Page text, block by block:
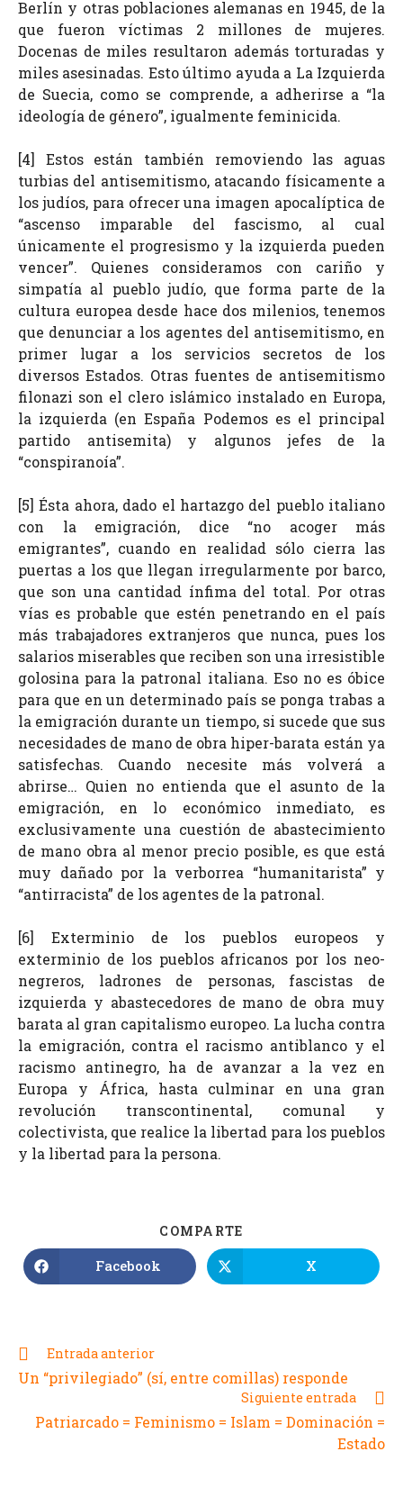
Berlín y otras poblaciones alemanas en 1945, de la
que fueron víctimas 2 millones de mujeres.
Docenas de miles resultaron además torturadas y
miles asesinadas. Esto último ayuda a La Izquierda
de Suecia, como se comprende, a adherirse a “la
ideología de género”, igualmente feminicida.
[4] Estos están también removiendo las aguas
turbias del antisemitismo, atacando físicamente a
los judíos, para ofrecer una imagen apocalíptica de
“ascenso imparable del fascismo, al cual
únicamente el progresismo y la izquierda pueden
vencer”. Quienes consideramos con cariño y
simpatía al pueblo judío, que forma parte de la
cultura europea desde hace dos milenios, tenemos
que denunciar a los agentes del antisemitismo, en
primer lugar a los servicios secretos de los
diversos Estados. Otras fuentes de antisemitismo
filonazi son el clero islámico instalado en Europa,
la izquierda (en España Podemos es el principal
partido antisemita) y algunos jefes de la
“conspiranoía”.
[5] Ésta ahora, dado el hartazgo del pueblo italiano
con la emigración, dice “no acoger más
emigrantes”, cuando en realidad sólo cierra las
puertas a los que llegan irregularmente por barco,
que son una cantidad ínfima del total. Por otras
vías es probable que estén penetrando en el país
más trabajadores extranjeros que nunca, pues los
salarios miserables que reciben son una irresistible
golosina para la patronal italiana. Eso no es óbice
para que en un determinado país se ponga trabas a
la emigración durante un tiempo, si sucede que sus
necesidades de mano de obra hiper-barata están ya
satisfechas. Cuando necesite más volverá a
abrirse… Quien no entienda que el asunto de la
emigración, en lo económico inmediato, es
exclusivamente una cuestión de abastecimiento
de mano obra al menor precio posible, es que está
muy dañado por la verborrea “humanitarista” y
“antirracista” de los agentes de la patronal.
[6] Exterminio de los pueblos europeos y
exterminio de los pueblos africanos por los neo-
negreros, ladrones de personas, fascistas de
izquierda y abastecedores de mano de obra muy
barata al gran capitalismo europeo. La lucha contra
la emigración, contra el racismo antiblanco y el
racismo antinegro, ha de avanzar a la vez en
Europa y África, hasta culminar en una gran
revolución transcontinental, comunal y
colectivista, que realice la libertad para los pueblos
y la libertad para la persona.
COMPARTE
Facebook X
Entrada anterior
Un “privilegiado” (sí, entre comillas) responde
Siguiente entrada
Patriarcado = Feminismo = Islam = Dominación =
Estado